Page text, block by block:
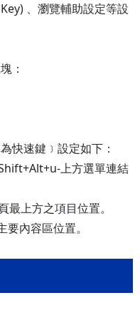
、瀏覽輔助設定等設
：
快速鍵﹞設定如下：
上方選單連結
上方之項目位置。
內容區位置。